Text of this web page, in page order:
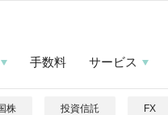
手数料 サービス
株 投資信託 FX